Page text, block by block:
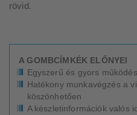
rövid.
A GOMBCÍMKÉK ELŐNYEI
Egyszerű és gyors működés
Hatékony munkavégzés a
köszönhetően
A készletinformációk valós